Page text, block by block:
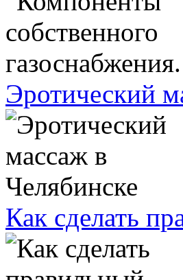
Эротический
Как сделать